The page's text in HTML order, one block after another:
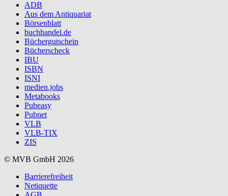
ADB
Aus dem Antiquariat
Börsenblatt
buchhandel.de
Büchergutschein
Bücherscheck
IBU
ISBN
ISNI
medien.jobs
Metabooks
Pubeasy
Pubnet
VLB
VLB-TIX
ZIS
© MVB GmbH 2026
Barrierefreiheit
Netiquette